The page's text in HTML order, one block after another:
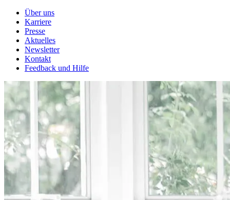
Über uns
Karriere
Presse
Aktuelles
Newsletter
Kontakt
Feedback und Hilfe